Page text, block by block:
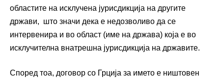
областите на исклучена јурисдикција на другите
држави, што значи дека е недозволиво да се
интервенира и во област (име на држава) која е во
исклучителна внатрешна јурисдикција на државите.
Според тоа, договор со Грција за името е ништовен